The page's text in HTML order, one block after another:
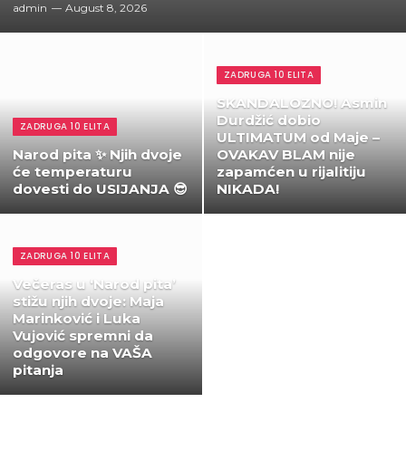
admin August 8, 2026
ZADRUGA 10 ELITA
Narod pita ✨ Njih dvoje
će temperaturu
dovesti do USIJANJA 😎
ZADRUGA 10 ELITA
SKANDALOZNO! Asmin
Durdžić dobio
ULTIMATUM od Maje –
OVAKAV BLAM nije
zapamćen u rijalitiju
NIKADA!
ZADRUGA 10 ELITA
Večeras u ‘Narod pita’
stižu njih dvoje: Maja
Marinković i Luka
Vujović spremni da
odgovore na VAŠA
pitanja